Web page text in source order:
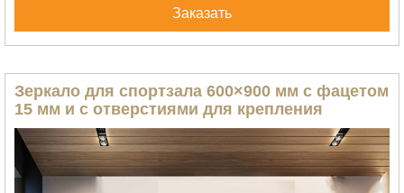
Заказать
Зеркало для спортзала 600×900 мм с фацетом
15 мм и с отверстиями для крепления